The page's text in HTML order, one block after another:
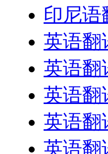
印尼语
英语翻
英语翻
英语翻
英语翻
英语翻